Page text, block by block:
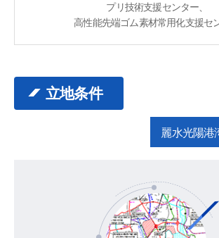
プリ技術支援センター、
高性能先端ゴム素材常用化支援セ
立地条件
麗水光陽港